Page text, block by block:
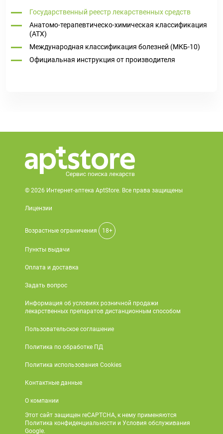
Государственный реестр лекарственных средств
Анатомо-терапевтическо-химическая классификация
(ATX)
Международная классификация болезней (МКБ-10)
Официальная инструкция от производителя
© 2026 Интернет-аптека AptStore. Все права защищены
Лицензии
Возрастные ограничения 18+
Пункты выдачи
Оплата и доставка
Задать вопрос
Информация об условиях розничной продажи
лекарственных препаратов дистанционным способом
Пользовательское соглашение
Политика по обработке ПД
Политика использования Cookies
Контактные данные
О компании
Этот сайт защищен reCAPTCHA, к нему применяются
Политика конфиденциальности и Условия обслуживания
Google.